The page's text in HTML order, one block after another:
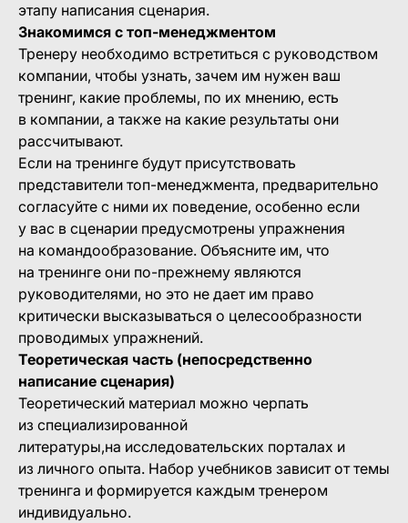
этапу написания сценария.
Знакомимся с топ-менеджментом
Тренеру необходимо встретиться с руководством
компании, чтобы узнать, зачем им нужен ваш
тренинг, какие проблемы, по их мнению, есть
в компании, а также на какие результаты они
рассчитывают.
Если на тренинге будут присутствовать
представители топ-менеджмента, предварительно
согласуйте с ними их поведение, особенно если
у вас в сценарии предусмотрены упражнения
на командообразование. Объясните им, что
на тренинге они по-прежнему являются
руководителями, но это не дает им право
критически высказываться о целесообразности
проводимых упражнений.
Теоретическая часть (непосредственно
написание сценария)
Теоретический материал можно черпать
из специализированной
литературы,на исследовательских порталах и
из личного опыта. Набор учебников зависит от темы
тренинга и формируется каждым тренером
индивидуально.